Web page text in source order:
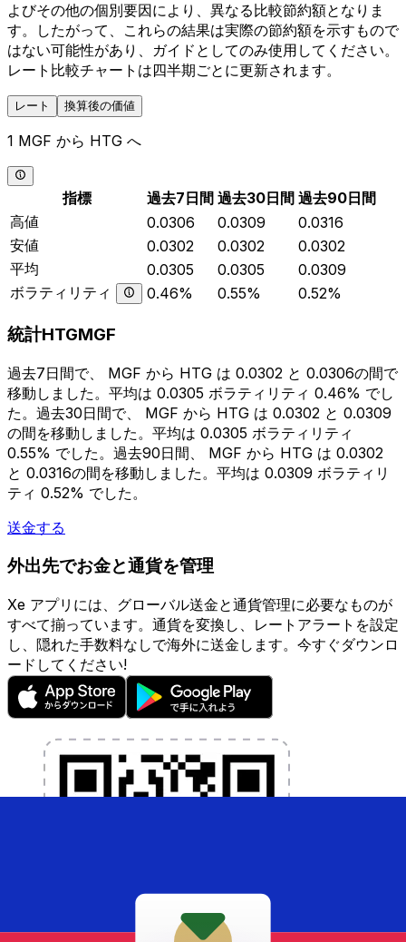
よびその他の個別要因により、異なる比較節約額となりま
す。したがって、これらの結果は実際の節約額を示すもので
はない可能性があり、ガイドとしてのみ使用してください。
レート比較チャートは四半期ごとに更新されます。
レート 換算後の価値
1 MGF から HTG へ
指標 過去7日間 過去30日間 過去90日間
高値
0.0306 0.0309
0.0316
安値
0.0302 0.0302
0.0302
平均
0.0305 0.0305
0.0309
ボラティリティ
0.46% 0.55% 0.52%
統計HTGMGF
過去7日間で、 MGF から HTG は 0.0302 と 0.0306の間で
移動しました。平均は 0.0305 ボラティリティ 0.46% でし
た。過去30日間で、 MGF から HTG は 0.0302 と 0.0309
の間を移動しました。平均は 0.0305 ボラティリティ
0.55% でした。過去90日間、 MGF から HTG は 0.0302
と 0.0316の間を移動しました。平均は 0.0309 ボラティリ
ティ 0.52% でした。
送金する
外出先でお金と通貨を管理
Xe アプリには、グローバル送金と通貨管理に必要なものが
すべて揃っています。通貨を変換し、レートアラートを設定
し、隠れた手数料なしで海外に送金します。今すぐダウンロ
ードしてください!